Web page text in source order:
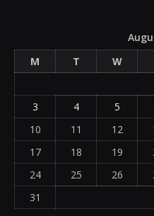
M
T W
3
4 5
10
11 12
17
18 19
24
25 26
31